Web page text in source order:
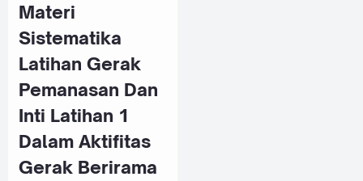
Materi
Sistematika
Latihan Gerak
Pemanasan Dan
Inti Latihan 1
Dalam Aktifitas
Gerak Berirama